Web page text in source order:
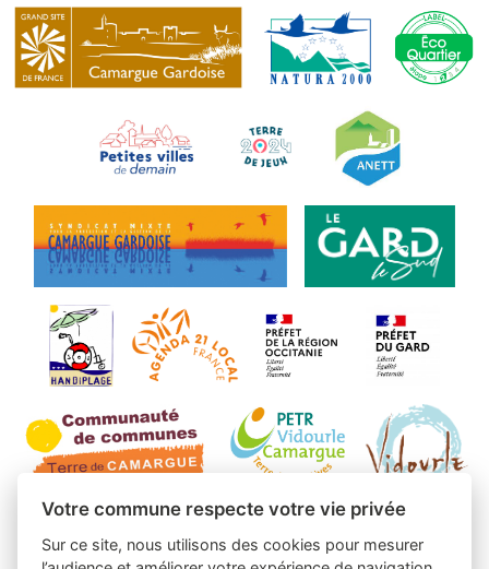
Votre commune respecte votre vie privée
Sur ce site, nous utilisons des cookies pour mesurer